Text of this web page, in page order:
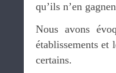
qu’ils n’en
Nous avons
établissements et
certains.